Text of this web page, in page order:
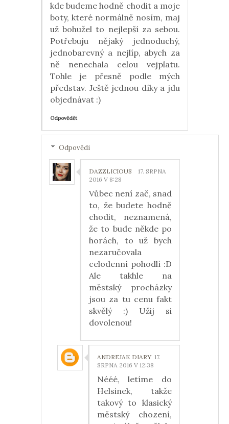
kde budeme hodně chodit a moje
boty, které normálně nosím, maj
už bohužel to nejlepší za sebou.
Potřebuju nějaký jednoduchý,
jednobarevný a nejlíp, abych za
ně nenechala celou vejplatu.
Tohle je přesně podle mých
představ. Ještě jednou díky a jdu
objednávat :)
Odpovědět
Odpovědi
DAZZLICIOUS
17. SRPNA
2016 V 8:28
Vůbec není zač, snad
to, že budete hodně
chodit, neznamená,
že to bude někde po
horách, to už bych
nezaručovala
celodenní pohodlí :D
Ale takhle na
městský procházky
jsou za tu cenu fakt
skvělý :) Užij si
dovolenou!
ANDREJAK DIARY 17.
SRPNA 2016 V 12:38
Nééé, letíme do
Helsinek, takže
takový to klasický
městský chození,